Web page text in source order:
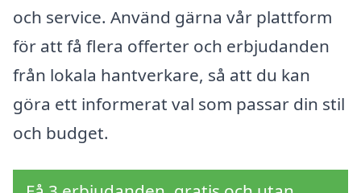
och service. Använd gärna vår plattform
för att få flera offerter och erbjudanden
från lokala hantverkare, så att du kan
göra ett informerat val som passar din stil
och budget.